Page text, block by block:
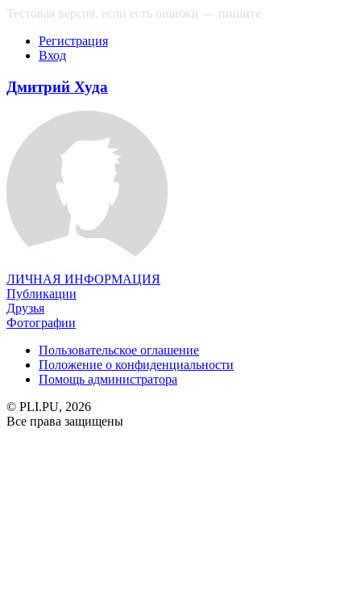
Тестовая версия, если есть ошибки — пишите
Регистрация
Вход
Дмитрий Худа
ЛИЧНАЯ ИНФОРМАЦИЯ
Публикации
Друзья
Фотографии
Пользовательское оглашение
Положение о конфиденциальности
Помощь администратора
© PLI.PU, 2026
Все права защищены